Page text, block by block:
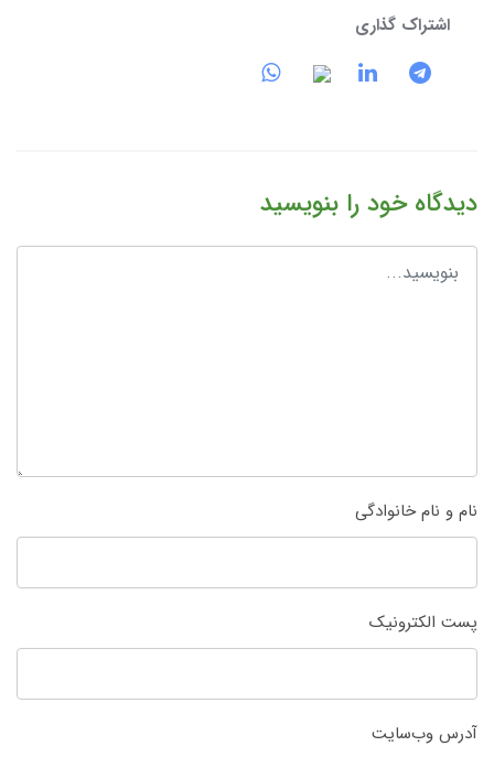
اشتراک گذاری
دیدگاه خود را بنویسید
نام و نام خانوادگی
پست الکترونیک
آدرس وب‌سایت